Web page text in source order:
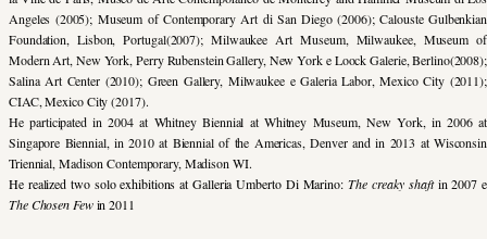
Angeles (2005); Museum of Contemporary Art di San Diego (2006); Calouste Gulbenkian
Foundation, Lisbon, Portugal(2007); Milwaukee Art Museum, Milwaukee, Museum of
Modern Art, New York, Perry Rubenstein Gallery, New York e Loock Galerie, Berlino(2008);
Salina Art Center (2010); Green Gallery, Milwaukee e Galeria Labor, Mexico City (2011);
CIAC, Mexico City (2017).
He participated in 2004 at Whitney Biennial at Whitney Museum, New York, in 2006 at
Singapore Biennial, in 2010 at Biennial of the Americas, Denver and in 2013 at Wisconsin
Triennial, Madison Contemporary, Madison WI.
He realized two solo exhibitions at Galleria Umberto Di Marino: The creaky shaftin 2007 e
The Chosen Fewin 2011